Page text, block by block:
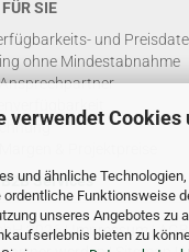
verwendet Cookies
und ähnliche
ordentliche Funktionsweise
unseres Angebotes zu
bieten zu
SIE
und
ohne Mindestabnahme
& Projektpreise
B2B Services
2026 |Impressum|AGB